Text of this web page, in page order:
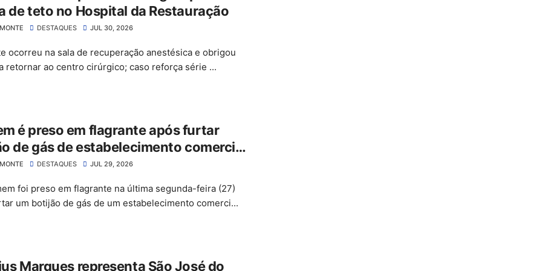
de teto no Hospital da Restauração
DESTAQUES JUL 30, 2026
ocorreu na sala de recuperação anestésica e obrigou
retornar ao centro cirúrgico; caso reforça série ...
é preso em flagrante após furtar
de gás de estabelecimento comercial
José do Belmonte
DESTAQUES JUL 29, 2026
foi preso em flagrante na última segunda-feira (27)
um botijão de gás de um estabelecimento comerci...
Marques representa São José do